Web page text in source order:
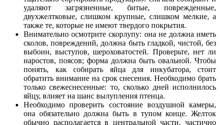
удаляют загрязненные, битые, поврежденные,
двухжелтковые, слишком крупные, слишком мелкие, а
также те, которые не имеют твердого покрытия.
Внимательно осмотрите скорлупу: она не должна иметь
сколов, повреждений, должна быть гладкой, чистой, без
выбоин, выступов, шероховатостей. Проверьте, нет ли
наростов, поясов; форма должна быть овальной. Чтобы
понять, как собирать яйца для инкубатора, стоит
обратить внимание на срок снесения. Необходимо брать
только свежеснесенные: то, сколько дней исполнилось
яйцу, влияет на шанс вылупления птенца.
Необходимо проверить состояние воздушной камеры,
она обязательно должна быть в тупом конце. Желток
обычно располагается в центральной части, частично